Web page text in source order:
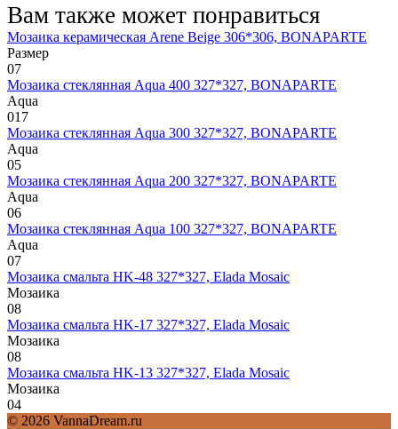
Вам также может понравиться
Мозаика керамическая Arene Beige 306*306, BONAPARTE
Размер
07
Мозаика стеклянная Aqua 400 327*327, BONAPARTE
Aqua
017
Мозаика стеклянная Aqua 300 327*327, BONAPARTE
Aqua
05
Мозаика стеклянная Aqua 200 327*327, BONAPARTE
Aqua
06
Мозаика стеклянная Aqua 100 327*327, BONAPARTE
Aqua
07
Мозаика смальта HK-48 327*327, Elada Mosaic
Мозаика
08
Мозаика смальта HK-17 327*327, Elada Mosaic
Мозаика
08
Мозаика смальта HK-13 327*327, Elada Mosaic
Мозаика
04
© 2026 VannaDream.ru